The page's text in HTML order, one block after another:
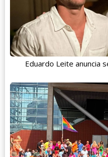
Eduardo Leite anuncia